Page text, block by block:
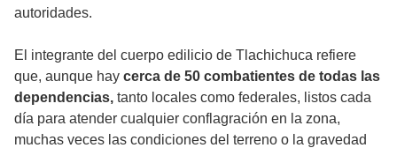
autoridades.
El integrante del cuerpo edilicio de Tlachichuca refiere
que, aunque hay cerca de 50 combatientes de todas las
dependencias, tanto locales como federales, listos cada
día para atender cualquier conflagración en la zona,
muchas veces las condiciones del terreno o la gravedad